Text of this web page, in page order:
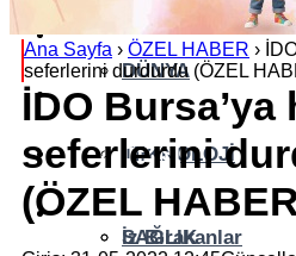
DÜNYA
TEKNOLOJİ
SAĞLIK
EĞİTİM
SPOR
YAZI DİZİSİ
İz Bırakanlar
YAZARLAR
Ana Sayfa › ÖZEL HABER ›
seferlerini durdurdu (ÖZEL
İDO Bursa’ya
seferlerini
(ÖZEL